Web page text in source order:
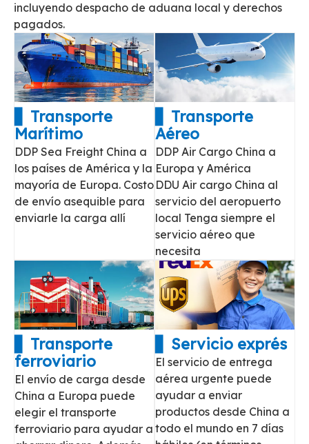
incluyendo despacho de aduana local y derechos
pagados.
▋ Transporte
Marítimo
DDP Sea Freight China a
los países de América y la
mayoría de Europa. Costo
de envío asequible para
enviarle la carga allí
▋ Transporte
Aéreo
DDP Air Cargo China a
Europa y América
DDU Air cargo China al
servicio del aeropuerto
local Tenga siempre el
servicio aéreo que
necesita
▋ Transporte
ferroviario
El envío de carga desde
China a Europa puede
elegir el transporte
ferroviario para ayudar a
▋ Servicio exprés
El servicio de entrega
aérea urgente puede
ayudar a enviar
productos desde China a
todo el mundo en 7 días